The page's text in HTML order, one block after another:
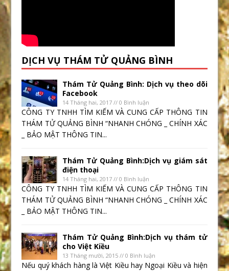
DỊCH VỤ THÁM TỬ QUẢNG BÌNH
Thám Tử Quảng Bình: Dịch vụ theo dõi
Facebook
14 Tháng hai, 2017 // 0 Bình luận
CÔNG TY TNHH TÌM KIẾM VÀ CUNG CẤP THÔNG TIN
THÁM TỬ QUẢNG BÌNH “NHANH CHÓNG _ CHÍNH XÁC
_ BẢO MẬT THÔNG TIN...
Thám Tử Quảng Bình:Dịch vụ giám sát
điện thoại
14 Tháng hai, 2017 // 0 Bình luận
CÔNG TY TNHH TÌM KIẾM VÀ CUNG CẤP THÔNG TIN
THÁM TỬ QUẢNG BÌNH “NHANH CHÓNG _ CHÍNH XÁC
_ BẢO MẬT THÔNG TIN...
Thám Tử Quảng Bình:Dịch vụ thám tử
cho Việt Kiều
13 Tháng mười, 2015 // 0 Bình luận
Nếu quý khách hàng là Việt Kiều hay Ngoại Kiều và hiện